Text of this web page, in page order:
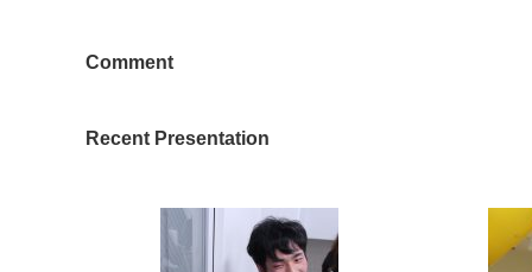
Comment
Recent Presentation